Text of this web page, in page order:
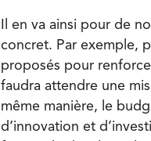
Il en va ainsi pour de
concret. Par exemple,
proposés pour
faudra attendre une
même manière, le
d’innovation et